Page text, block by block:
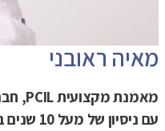
מאיה ראובני
מאמנת מקצועיתPCIL,
עם